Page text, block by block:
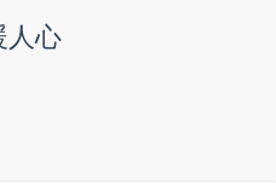
人心